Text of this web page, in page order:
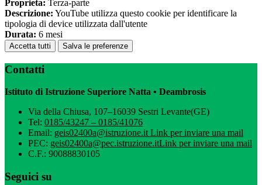
Proprieta: Terza-parte
Descrizione: YouTube utilizza questo cookie per identificare la
tipologia di device utilizzata dall'utente
Durata: 6 mesi
Accetta tutti Salva le preferenze
Contatti
Istituto di Istruzione Superiore Natta • Deambrosis
Via della Chiusa, 107–16039 Sestri Levante(GE)
Tel: 0185/43247 – 0185/41076
Email: geis02400a@istruzione.itLink per inviare una mail
PEC: geis02400a@pec.istruzione.itLink per inviare una mail
C.F.: 90088830105
Seguici su